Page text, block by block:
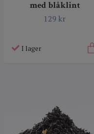
med blåklint
129 kr
I lager